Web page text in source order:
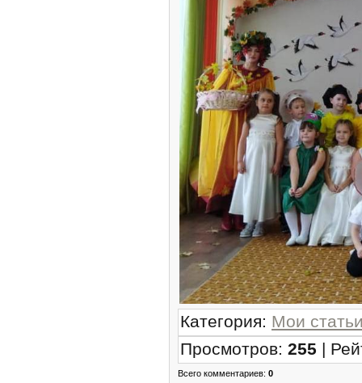
Категория: Мои
Просмотров: 255 |
Всего комментариев: 0